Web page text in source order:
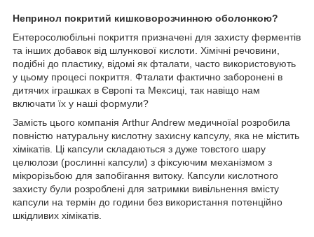
Непринол покритий кишковорозчинною оболонкою?
Ентеросолюбільні покриття призначені для захисту ферментів
та інших добавок від шлункової кислоти. Хімічні речовини,
подібні до пластику, відомі як фталати, часто використовують
у цьому процесі покриття. Фталати фактично заборонені в
дитячих іграшках в Європі та Мексиці, так навіщо нам
включати їх у наші формули?
Замість цього компанія Arthur Andrew медичноїal розробила
повністю натуральну кислотну захисну капсулу, яка не містить
хімікатів. Ці капсули складаються з дуже товстого шару
целюлози (рослинні капсули) з фіксуючим механізмом з
мікрорізьбою для запобігання витоку. Капсули кислотного
захисту були розроблені для затримки вивільнення вмісту
капсули на термін до години без використання потенційно
шкідливих хімікатів.